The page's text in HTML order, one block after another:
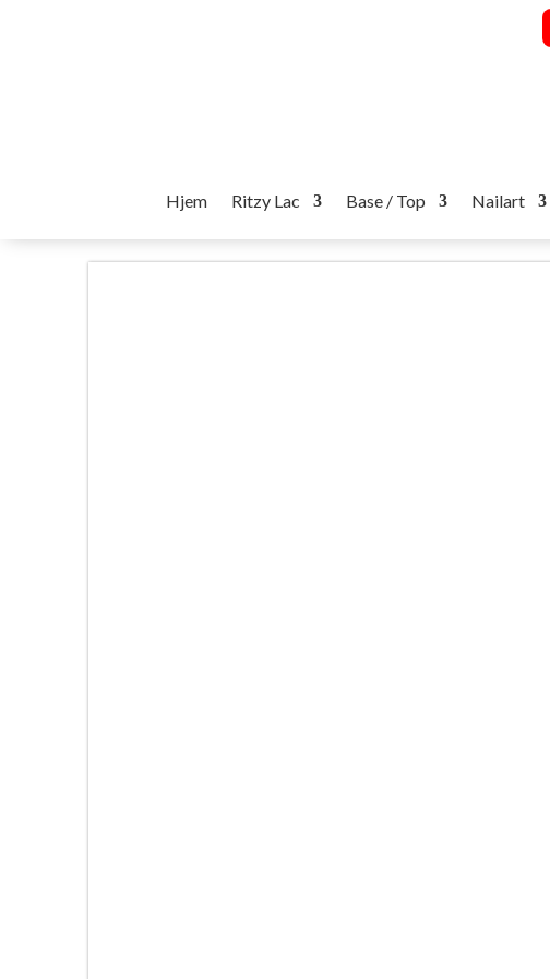
Hjem Ritzy Lac Base / Top Nailart